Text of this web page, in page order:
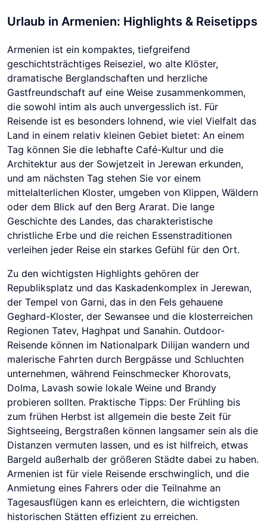
Urlaub in Armenien: Highlights & Reisetipps
Armenien ist ein kompaktes, tiefgreifend
geschichtsträchtiges Reiseziel, wo alte Klöster,
dramatische Berglandschaften und herzliche
Gastfreundschaft auf eine Weise zusammenkommen,
die sowohl intim als auch unvergesslich ist. Für
Reisende ist es besonders lohnend, wie viel Vielfalt das
Land in einem relativ kleinen Gebiet bietet: An einem
Tag können Sie die lebhafte Café-Kultur und die
Architektur aus der Sowjetzeit in Jerewan erkunden,
und am nächsten Tag stehen Sie vor einem
mittelalterlichen Kloster, umgeben von Klippen, Wäldern
oder dem Blick auf den Berg Ararat. Die lange
Geschichte des Landes, das charakteristische
christliche Erbe und die reichen Essenstraditionen
verleihen jeder Reise ein starkes Gefühl für den Ort.
Zu den wichtigsten Highlights gehören der
Republiksplatz und das Kaskadenkomplex in Jerewan,
der Tempel von Garni, das in den Fels gehauene
Geghard-Kloster, der Sewansee und die klosterreichen
Regionen Tatev, Haghpat und Sanahin. Outdoor-
Reisende können im Nationalpark Dilijan wandern und
malerische Fahrten durch Bergpässe und Schluchten
unternehmen, während Feinschmecker Khorovats,
Dolma, Lavash sowie lokale Weine und Brandy
probieren sollten. Praktische Tipps: Der Frühling bis
zum frühen Herbst ist allgemein die beste Zeit für
Sightseeing, Bergstraßen können langsamer sein als die
Distanzen vermuten lassen, und es ist hilfreich, etwas
Bargeld außerhalb der größeren Städte dabei zu haben.
Armenien ist für viele Reisende erschwinglich, und die
Anmietung eines Fahrers oder die Teilnahme an
Tagesausflügen kann es erleichtern, die wichtigsten
historischen Stätten effizient zu erreichen.